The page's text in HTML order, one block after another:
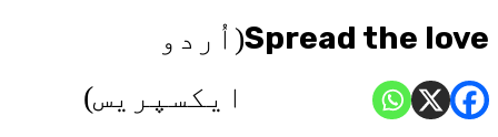
Spread the love(اُردو
ایکسپریس)